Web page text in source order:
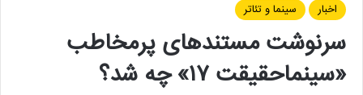
اخبار
سینما و تئاتر
سرنوشت مستندهای پرمخاطب
«سینماحقیقت ۱۷» چه شد؟